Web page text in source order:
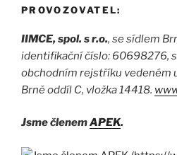
PROVOZOVATEL:
IIMCE, spol. s r.o., se sídlem
identifikační číslo: 60698276,
obchodním rejstříku vedeném
Brně oddíl C, vložka 14418.
Jsme členemAPEK.